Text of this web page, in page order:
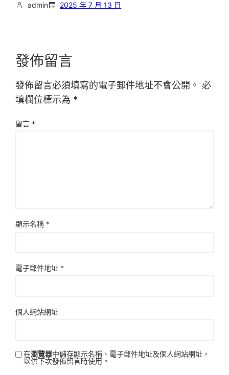
admin 2025 年 7 月 13 日
發佈留言
發佈留言必須填寫的電子郵件地址不會公開。 必
填欄位標示為 *
留言 *
顯示名稱 *
電子郵件地址 *
個人網站網址
在瀏覽器中儲存顯示名稱、電子郵件地址及個人網站網址，
以供下次發佈留言時使用。